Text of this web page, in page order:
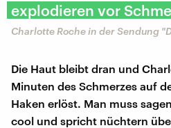
explodieren vor
Charlotte Roche in der Sendung
Die Haut bleibt dran und
Minuten des Schmerzes auf
Haken erlöst. Man muss
cool und spricht nüchtern